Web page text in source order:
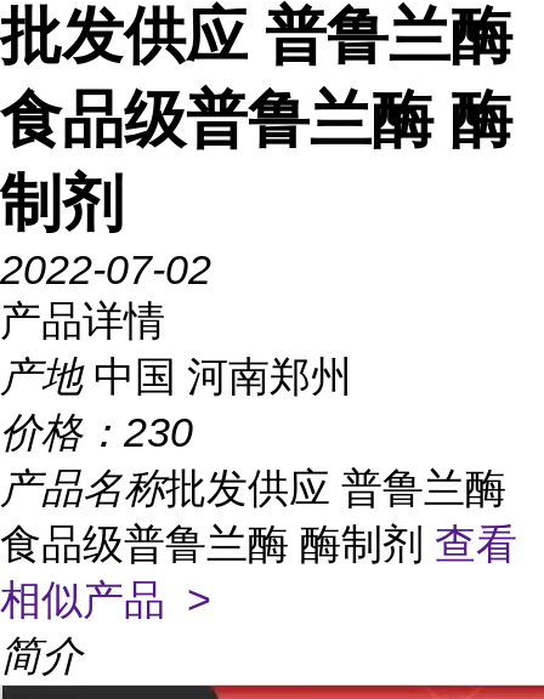
批发供应 普鲁兰酶
食品级普鲁兰酶 酶
制剂
2022-07-02
产品详情
产地 中国 河南郑州
价格： 230
产品名称批发供应 普鲁兰酶
食品级普鲁兰酶 酶制剂 查看
相似产品 >
简介